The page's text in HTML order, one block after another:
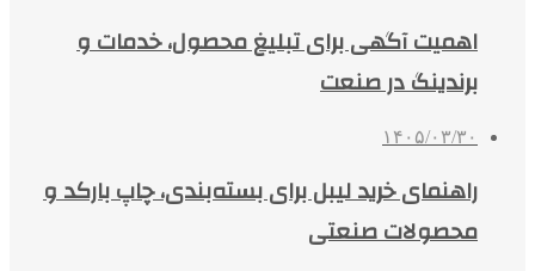
اهمیت آگهی برای تبلیغ محصول، خدمات و
برندینگ در صنعت
۱۴۰۵/۰۳/۳۰
راهنمای خرید لیبل برای بسته‌بندی، چاپ بارکد و
محصولات صنعتی